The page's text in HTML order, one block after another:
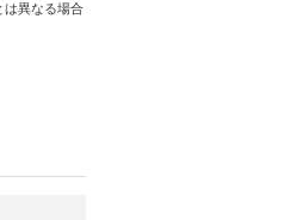
は異なる場合